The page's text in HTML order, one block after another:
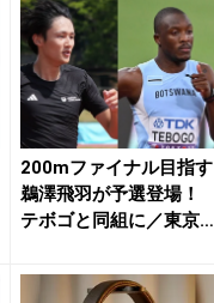
200mファイナル目指す
鵜澤飛羽が予選登場！
テボゴと同組に／東京